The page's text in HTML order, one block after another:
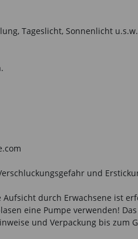
Tageslicht, Sonnenlicht
und
durch Erwachsene ist
eine Pumpe verwenden!
und Verpackung bis zum